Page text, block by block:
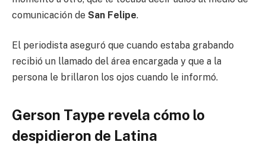
comunicación de San Felipe.
El periodista aseguró que cuando estaba grabando
recibió un llamado del área encargada y que a la
persona le brillaron los ojos cuando le informó.
Gerson Taype revela cómo lo
despidieron de Latina